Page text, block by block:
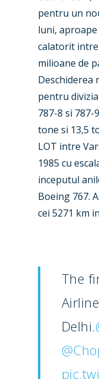
pentru un
luni,
calatorit intre
milioane de
pentru
787-8 si
tone si 13,5
LOT intre
1985 cu
inceputul
Boeing 767.
cei 5271 km
The
Delhi.